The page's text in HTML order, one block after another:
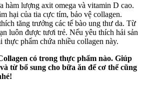
lượng axit omega và vitamin D cao.
hại của tia cực tím, bảo vệ collagen.
tăng trưởng các tế bào ung thư da. Từ
luôn được tươi trẻ. Nếu yêu thích hải sản
thực phẩm chứa nhiều collagen này.
có trong thực phẩm nào. Giúp
từ bổ sung cho bữa ăn để cơ thể cũng